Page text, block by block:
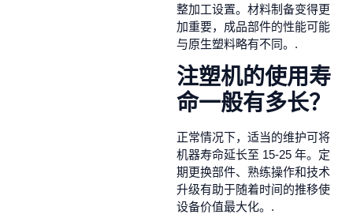
整加工设置。材料制备变得更
加重要，成品部件的性能可能
与原生塑料略有不同。.
注塑机的使用寿
命一般有多长？
正常情况下，适当的维护可将
机器寿命延长至 15-25 年。定
期更换部件、熟练操作和技术
升级有助于随着时间的推移使
设备价值最大化。.